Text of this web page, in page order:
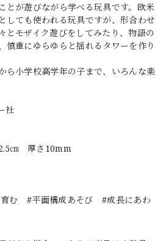
とが遊びながら学べる玩具です。欧米
しても使われる玩具ですが、形合わせ
とモザイク遊びをしてみたり、物語の
慎重にゆらゆらと揺れるタワーを作り
ら小学校高学年の子まで、いろんな楽
社
㎝ 厚さ10mm
む #平面構成あそび #成長にあわ